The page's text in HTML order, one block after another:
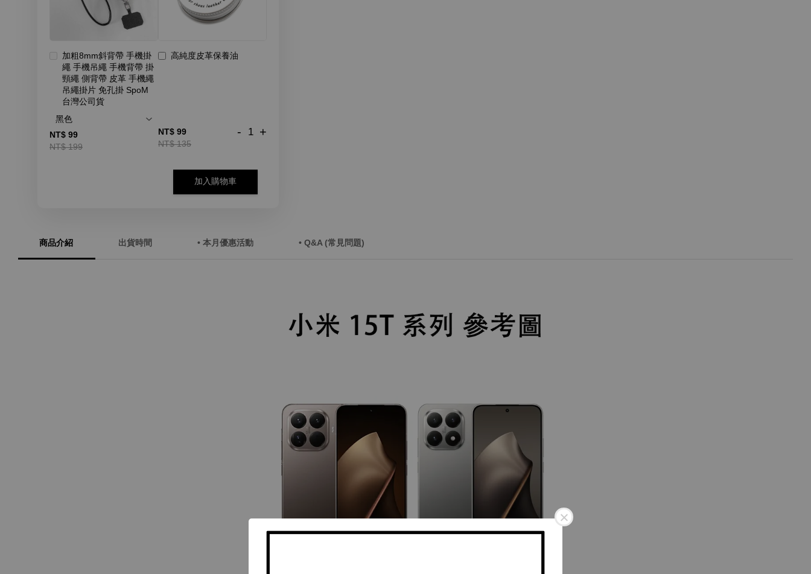
加粗8mm斜背帶 手機掛
繩 手機吊繩 手機背帶 掛
頸繩 側背帶 皮革 手機繩
吊繩掛片 免孔掛 SpoM
台灣公司貨
NT$ 99
NT$ 199
高純度皮革保養油
NT$ 99
NT$ 135
- +
加入購物車
商品介紹 出貨時間 • 本月優惠活動 • Q&A (常見問題)